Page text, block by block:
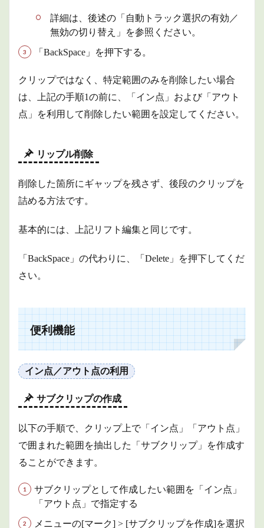
カッ
ト、コ
ピー
2.1.3
プを部
分的に
張り付
け
ップ
操作
2.2.1
クリッ
プの複
2.2.2
効／無
クリッ
プの切
り取り
ペース
ト挿入
2.3
トラ
操作
2.3.1
自動ト
有効／
無効の
え
詳細は、後述の「自動トラック選択の有効／
無効の切り替え」を参照ください。
「BackSpace」を押下する。
クリップではなく、特定範囲のみを削除したい場合
は、上記の手順1の前に、「イン点」および「アウト
点」を利用して削除したい範囲を設定してください。
リップル削除
削除した箇所にギャップを残さず、後段のクリップを
詰める方法です。
基本的には、上記リフト編集と同じです。
「BackSpace」の代わりに、「Delete」を押下してくだ
さい。
便利機能
イン点／アウト点の利用
サブクリップの作成
以下の手順で、クリップ上で「イン点」「アウト点」
で囲まれた範囲を抽出した「サブクリップ」を作成す
ることができます。
サブクリップとして作成したい範囲を「イン点」
「アウト点」で指定する
メニューの[マーク] > [サブクリップを作成]を選択